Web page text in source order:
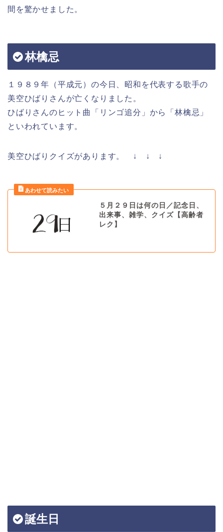
間を驚かせました。
林檎忌
１９８９年（平成元）の今日、昭和を代表する歌手の
美空ひばりさんが亡くなりました。
ひばりさんのヒット曲「リンゴ追分」から「林檎忌」
といわれています。
美空ひばりクイズがあります。 ↓ ↓ ↓
５月２９日は何の日／記念日、
出来事、雑学、クイズ【高齢者
レク】
誕生日